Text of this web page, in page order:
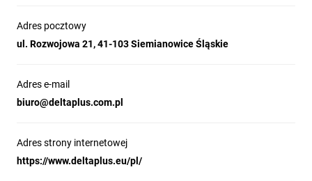
Adres pocztowy
ul. Rozwojowa 21, 41-103 Siemianowice Śląskie
Adres e-mail
biuro@deltaplus.com.pl
Adres strony internetowej
https://www.deltaplus.eu/pl/